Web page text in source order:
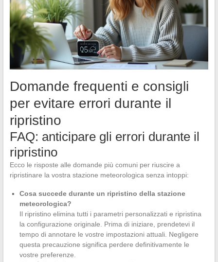
Domande frequenti e consigli
per evitare errori durante il
ripristino
FAQ: anticipare gli errori durante il
ripristino
Ecco le risposte alle domande più comuni per riuscire a
ripristinare la vostra stazione meteorologica senza intoppi:
Cosa succede durante un ripristino della stazione
meteorologica?
Il ripristino elimina tutti i parametri personalizzati e ripristina
la configurazione originale. Prima di iniziare, prendetevi il
tempo di annotare le vostre impostazioni attuali. Negligere
questa precauzione significa perdere definitivamente le
vostre preferenze.